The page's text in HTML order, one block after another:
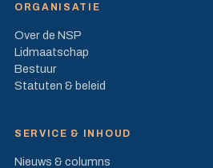
ORGANISATIE
Over de NSP
Lidmaatschap
Bestuur
Statuten & beleid
SERVICE & INHOUD
Nieuws & columns